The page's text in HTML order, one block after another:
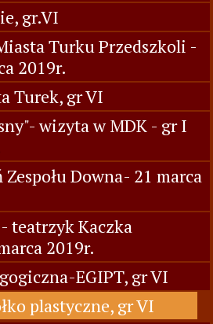
gr.VI
Turku Przedszkoli -
2019r.
Turek, gr VI
wizyta w MDK - gr I
Downa- 21 marca
teatrzyk Kaczka
2019r.
EGIPT, gr VI
plastyczne, gr VI